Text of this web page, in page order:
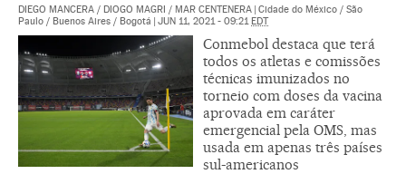
DIEGO MANCERA / DIOGO MAGRI / MAR CENTENERA | Cidade do México / São
Paulo / Buenos Aires / Bogotá | JUN 11, 2021 - 09:21EDT
Conmebol destaca que terá
todos os atletas e comissões
técnicas imunizados no
torneio com doses da vacina
aprovada em caráter
emergencial pela OMS, mas
usada em apenas três países
sul-americanos